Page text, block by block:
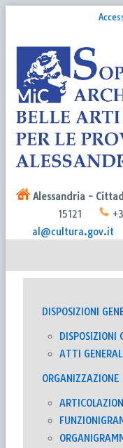
Alessandria -
15121
al@cultura.gov.it
DISPOSIZIONI
DISPOSIZIONI
ATTI
ORGANIZZAZIONE